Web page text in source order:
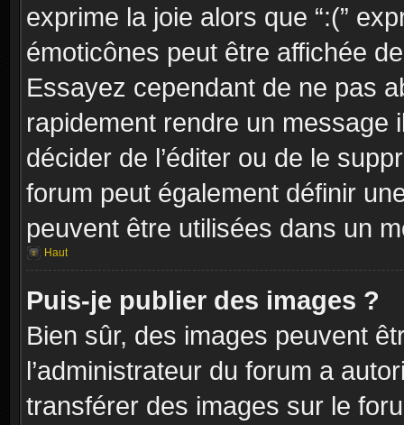
exprime la joie alors que “:(”
émoticônes peut être affichée
Essayez cependant de ne pas
rapidement rendre un message
décider de l’éditer ou de le
forum peut également définir
peuvent être utilisées dans un
Haut
Puis-je publier des images ?
Bien sûr, des images peuvent
l’administrateur du forum a
transférer des images sur le